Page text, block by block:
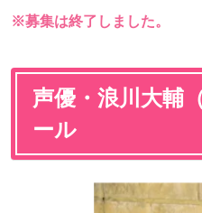
※募集は終了しました。
声優・浪川大輔
ール